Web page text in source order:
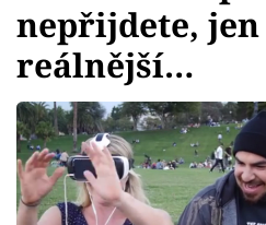
Showbyznys
Youtubeři
Virály
Sex a vztahy
nepřijdete,
reálnější…